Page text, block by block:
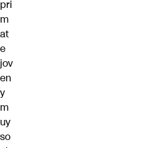
pri
m
at
e
jov
en
y
m
uy
so